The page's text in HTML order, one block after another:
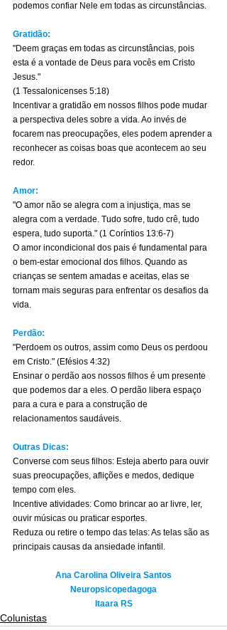
podemos confiar Nele em todas as circunstâncias.
Gratidão:
"Deem graças em todas as circunstâncias, pois
esta é a vontade de Deus para vocês em Cristo
Jesus."
(1 Tessalonicenses 5:18)
Incentivar a gratidão em nossos filhos pode mudar
a perspectiva deles sobre a vida. Ao invés de
focarem nas preocupações, eles podem aprender a
reconhecer as coisas boas que acontecem ao seu
redor.
Amor:
"O amor não se alegra com a injustiça, mas se
alegra com a verdade. Tudo sofre, tudo crê, tudo
espera, tudo suporta." (1 Coríntios 13:6-7)
O amor incondicional dos pais é fundamental para
o bem-estar emocional dos filhos. Quando as
crianças se sentem amadas e aceitas, elas se
tornam mais seguras para enfrentar os desafios da
vida.
Perdão:
"Perdoem os outros, assim como Deus os perdoou
em Cristo." (Efésios 4:32)
Ensinar o perdão aos nossos filhos é um presente
que podemos dar a eles. O perdão libera espaço
para a cura e para a construção de
relacionamentos saudáveis.
Outras Dicas:
Converse com seus filhos: Esteja aberto para ouvir
suas preocupações, aflições e medos, dedique
tempo com eles.
Incentive atividades: Como brincar ao ar livre, ler,
ouvir músicas ou praticar esportes.
Reduza ou retire o tempo das telas: As telas são as
principais causas da ansiedade infantil.
Ana Carolina Oliveira Santos
Neuropsicopedagoga
Itaara RS
Colunistas